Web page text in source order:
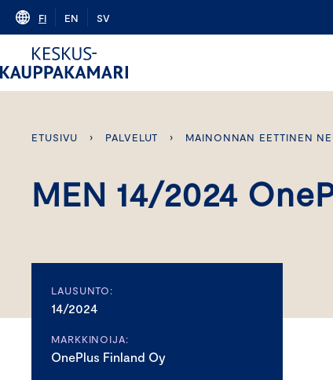
Skip
content
FI EN SV
ETUSIVU › PALVELUT › MAINONNAN EETTINEN
MEN 14/2024
LAUSUNTO:
14/2024
MARKKINOIJA:
OnePlus Finland Oy